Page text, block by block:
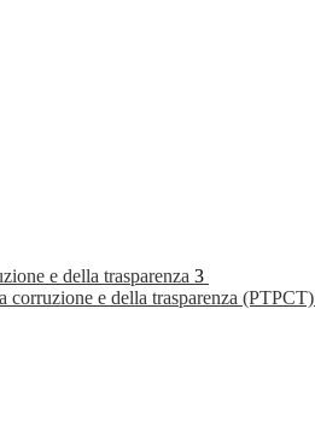
e della trasparenza 3
corruzione e della trasparenza (PTPCT)